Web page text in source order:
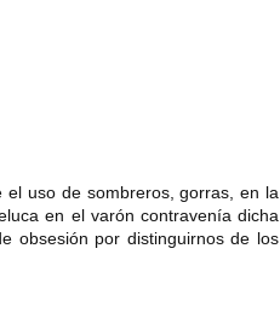
el uso de sombreros, gorras, en la
en el varón contravenía dicha
obsesión por distinguirnos de los